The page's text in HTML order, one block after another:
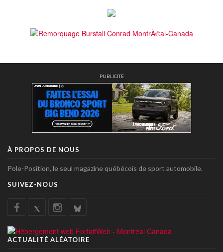
PUBLICITÉ
À PROPOS DE NOUS
Pole-Position, le seul magazine québécois de sport automobile.
SUIVEZ-NOUS
ACTUALITÉ ALÉATOIRE